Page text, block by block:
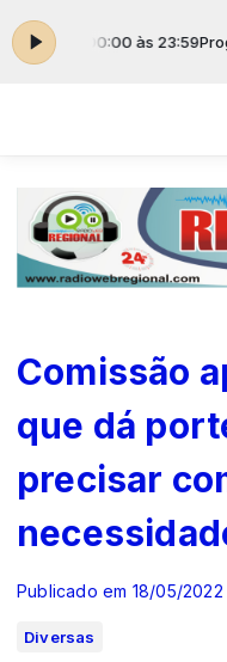
) das 00:00 às 23:59
Comissão
que dá
precisar
Publicado em 18/05/
Diversas